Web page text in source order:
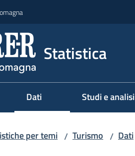
Statistica
Dati Studi e analisi
per temi / Turismo / Dati